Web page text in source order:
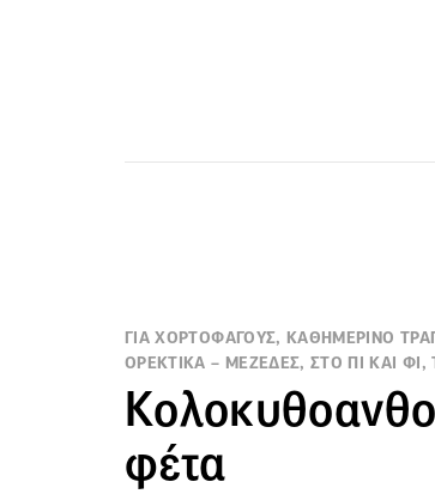
ΓΙΑ ΧΟΡΤΟΦΑΓΟΥΣ, ΚΑΘΗΜΕΡΙΝΟ
ΟΡΕΚΤΙΚΑ – ΜΕΖΕΔΕΣ, ΣΤΟ ΠΙ ΚΑΙ ΦΙ,
φέτα